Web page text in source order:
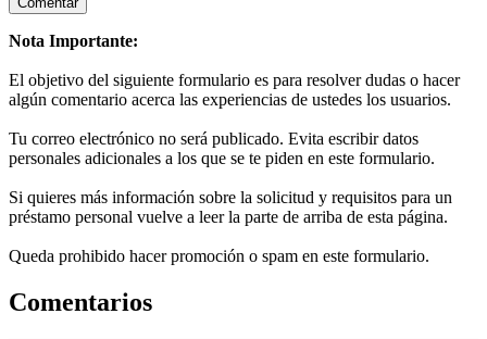
Nota Importante:
El objetivo del siguiente formulario es para resolver dudas o hacer
algún comentario acerca las experiencias de ustedes los usuarios.
Tu correo electrónico no será publicado. Evita escribir datos
personales adicionales a los que se te piden en este formulario.
Si quieres más información sobre la solicitud y requisitos para un
préstamo personal vuelve a leer la parte de arriba de esta página.
Queda prohibido hacer promoción o spam en este formulario.
Comentarios